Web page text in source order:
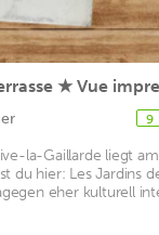
★ Vue
9
la-Gaillarde liegt
du hier: Les Jardins
eher kulturell